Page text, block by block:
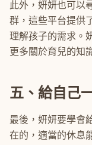
此外，妍妍也可以
群，這些平台提供
理解孩子的需求。
更多關於育兒的知
五、給自己
最後，妍妍要學會
在的，適當的休息